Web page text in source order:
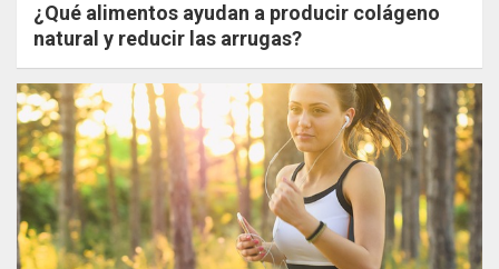
¿Qué alimentos ayudan a producir colágeno
natural y reducir las arrugas?